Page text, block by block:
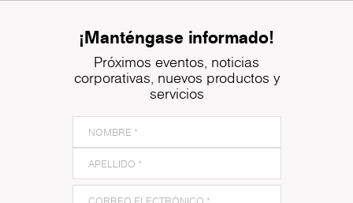
¡Manténgase informado!
Próximos eventos, noticias
corporativas, nuevos productos y
servicios